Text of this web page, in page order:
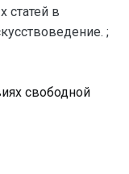
статей в
;
свободной